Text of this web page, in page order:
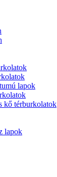
lapok
kő térburkolatok
lapok